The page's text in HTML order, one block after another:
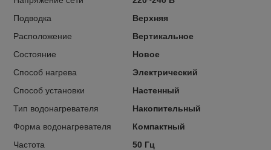
Подводка
Верхняя
Расположение
Вертикальное
Состояние
Новое
Способ нагрева
Электрический
Способ установки
Настенный
Тип водонагревателя
Накопительный
Форма водонагревателя
Компактный
Частота
50 Гц